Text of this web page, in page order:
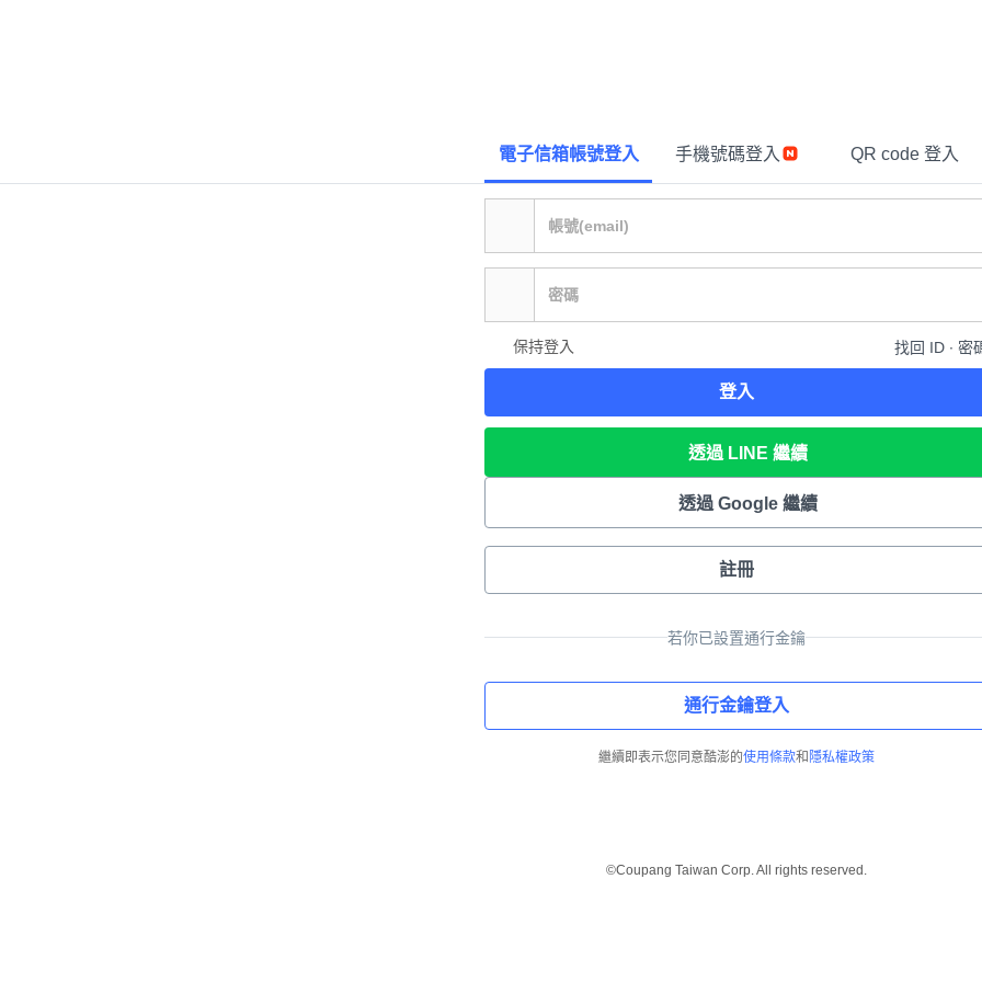
電子信箱帳號登入 手機號碼登入 QR code 登入
保持登入 找回 ID ∙ 密
登入
透過 LINE 繼續
透過 Google 繼續
註冊
若你已設置通行金鑰
通行金鑰登入
繼續即表示您同意酷澎的使用條款和 隱私權政策
©Coupang Taiwan Corp. All rights reserved.